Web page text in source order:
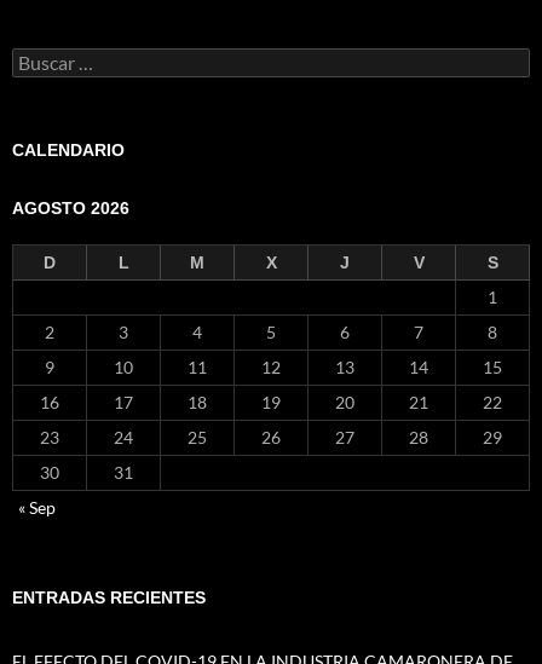
Buscar:
CALENDARIO
AGOSTO 2026
D L M X J V S
1
2
3 4 5 6 7
8
9
10 11 12 13 14
15
16
17 18 19 20 21
22
23
24 25 26 27 28
29
30
31
« Sep
ENTRADAS RECIENTES